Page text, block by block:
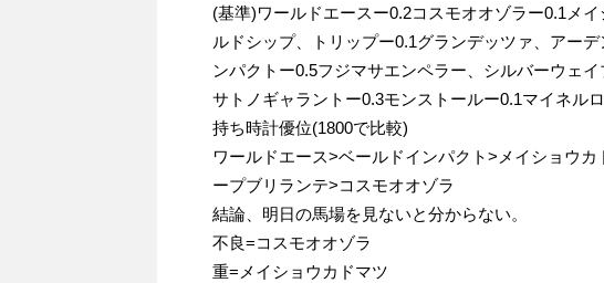
(基準)ワールドエースー0.2コスモオオゾラー0.1メ
ルドシップ、トリップー0.1グランデッツァ、アー
ンパクトー0.5フジマサエンペラー、シルバーウェ
サトノギャラントー0.3モンストールー0.1マイネル
持ち時計優位(1800で比較)
ワールドエース>ベールドインパクト>メイショウ
ープブリランテ>コスモオオゾラ
結論、明日の馬場を見ないと分からない。
不良=コスモオオゾラ
重=メイショウカドマツ